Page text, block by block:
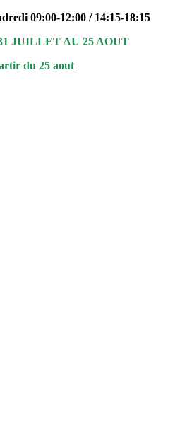
09:00-12:00 / 14:15-18:15
JUILLET AU 25 AOUT
du 25 aout